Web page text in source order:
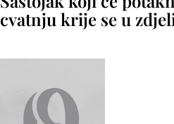
cvatnju krije se u